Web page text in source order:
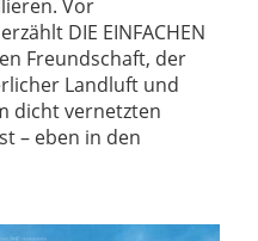
Vor
DIE EINFACHEN
Freundschaft, der
Landluft und
dicht vernetzten
– eben in den